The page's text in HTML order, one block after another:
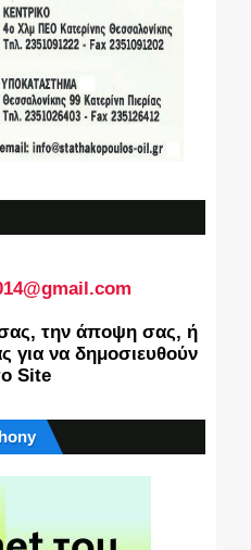
σας, την άποψη σας, ή
για να δημοσιευθούν
Site